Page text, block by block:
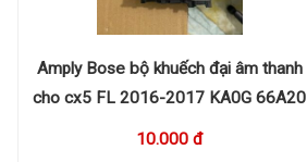
Amply Bose bộ khuếch đại âm thanh
cho cx5 FL 2016-2017 KA0G 66A20
10.000 đ